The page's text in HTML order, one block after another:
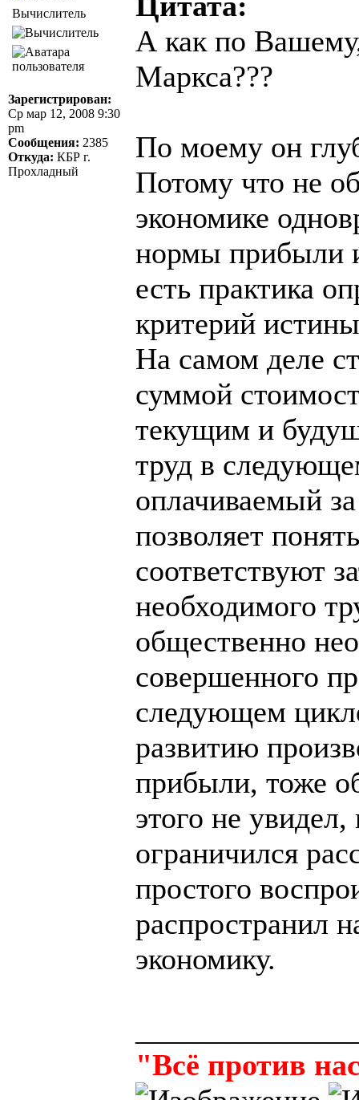
Вычислитель
Зарегистрирован:
Ср мар 12, 2008 9:30
pm
Сообщения: 2385
Откуда: КБР г.
Прохладный
А как по
Маркса???
По моему он
Потому что не
экономике
нормы прибыли
есть практика
критерий
На самом деле
суммой
текущим и
труд в
оплачиваемый
позволяет
соответствуют
необходимого
общественно
совершенного
следующем
развитию
прибыли, тоже
этого не
ограничился
простого
распространил
экономику.
"Всё против